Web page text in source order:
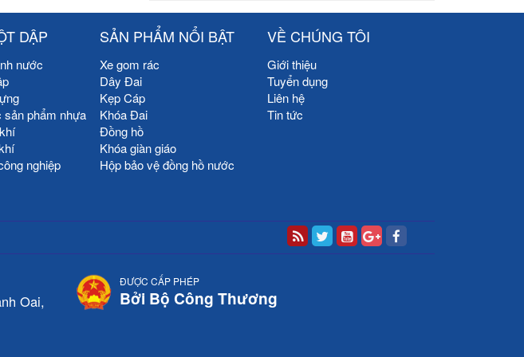
DẬP
nước
sản phẩm nhựa
nghiệp
SẢN PHẨM NỔI BẬT
Xe gom rác
Dây Đai
Kẹp Cáp
Khóa Đai
Đồng hồ
Khóa giàn giáo
Hộp bảo vệ đồng hồ nước
VỀ CHÚNG TÔI
Giới thiệu
Tuyển dụng
Liên hệ
Tin tức
Oai,
ĐƯỢC CẤP PHÉP
Bởi Bộ Công Thương